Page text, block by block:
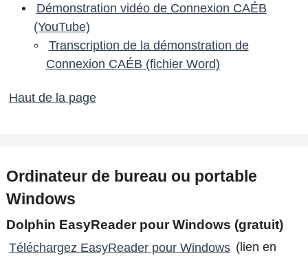
Démonstration vidéo de Connexion CAÉB
(YouTube)
Transcription de la démonstration de
Connexion CAÉB (fichier Word)
Haut de la page
Ordinateur de bureau ou portable
Windows
Dolphin EasyReader pour Windows (gratuit)
Téléchargez EasyReader pour Windows (lien en